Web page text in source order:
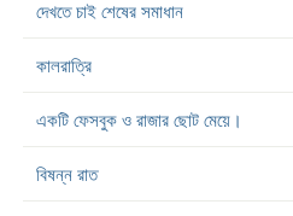
দেখতে চাই শেষের সমাধান
কালরাত্রি
একটি ফেসবুক ও রাজার ছোট মেয়ে।
বিষন্ন রাত